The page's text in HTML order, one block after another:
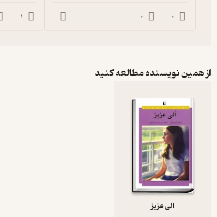
0
0
1
از همین نویسنده مطالعه کنید
الی عزیز